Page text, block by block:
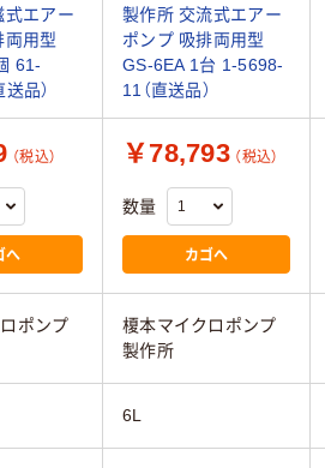
式エアー
両用型
61-
品）
製作所 交流式エアー
ポンプ 吸排両用型
GS-6EA 1台 1-5698-
11（直送品）
（税込）
へ
￥78,793 （税込）
数量
カゴへ
ポンプ
榎本マイクロポンプ
製作所
6L